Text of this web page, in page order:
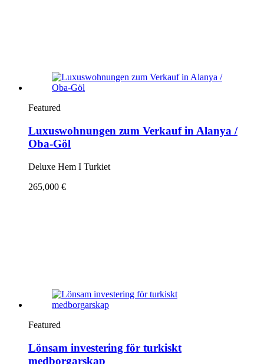
Featured
Luxuswohnungen zum Verkauf in Alanya /
Oba-Göl
Deluxe Hem I Turkiet
265,000 €
Featured
Lönsam investering för turkiskt
medborgarskap